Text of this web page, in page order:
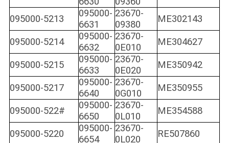
095000-5213
095000-
6631
23670-
09380
ME302143
095000-5214
095000-
6632
23670-
0E010
ME304627
095000-5215
095000-
6633
23670-
0E020
ME350942
095000-5217
095000-
6640
23670-
0G010
ME350955
095000-522#
095000-
6650
23670-
0L010
ME354588
095000-5220
095000-
6654
23670-
0L020
RE507860